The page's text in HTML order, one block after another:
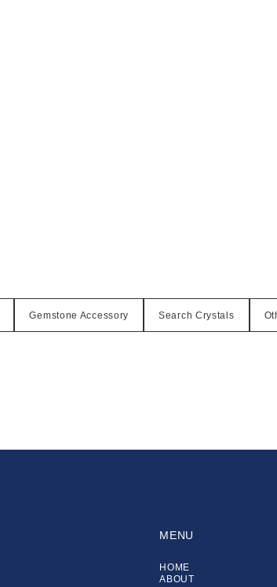
Gemstone Accessory Search Crystals
MENU
HOME
ABOUT